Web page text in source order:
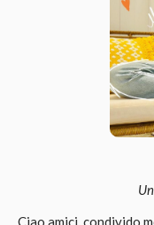
Ciao amici, condivido